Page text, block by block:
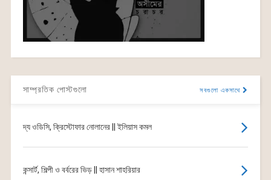
সাম্প্রতিক পোস্টগুলো সবগুলো একসাথে
দ্য ওডিসি, ক্রিস্টোফার নোলানের || ইলিয়াস কমল
কন্সার্ট, শিল্পী ও বর্বরের ভিড় || হাসান শাহরিয়ার